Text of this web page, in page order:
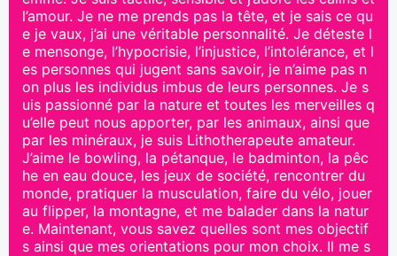
l’amour. Je ne me prends pas la tête, et je sais ce qu
e je vaux, j’ai une véritable personnalité. Je déteste l
e mensonge, l’hypocrisie, l’injustice, l’intolérance, et l
es personnes qui jugent sans savoir, je n’aime pas n
on plus les individus imbus de leurs personnes. Je s
uis passionné par la nature et toutes les merveilles q
u’elle peut nous apporter, par les animaux, ainsi que
par les minéraux, je suis Lithotherapeute amateur.
J’aime le bowling, la pétanque, le badminton, la pêc
he en eau douce, les jeux de société, rencontrer du
monde, pratiquer la musculation, faire du vélo, jouer
au flipper, la montagne, et me balader dans la natur
e. Maintenant, vous savez quelles sont mes objectif
s ainsi que mes orientations pour mon choix. Il me s